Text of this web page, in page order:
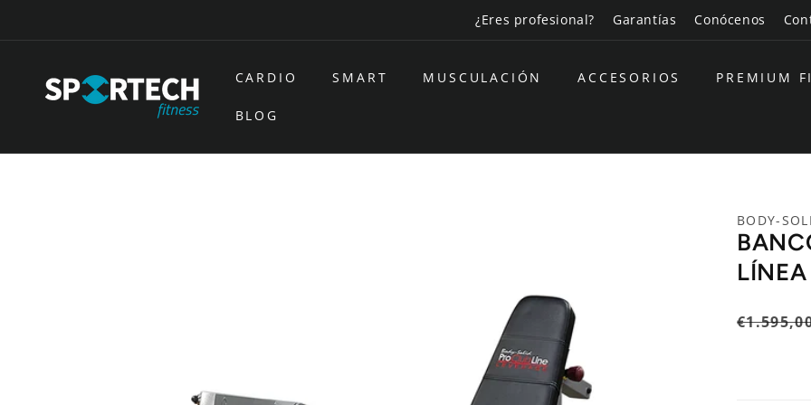
¿Eres profesional? Garantías Conócenos
CARDIO SMART MUSCULACIÓN ACCESORIOS PREMIUM
BLOG
BODY-
Precio